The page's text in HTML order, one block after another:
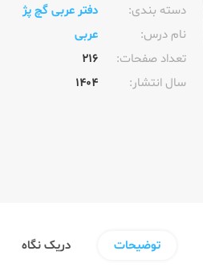
دسته بندی:
دفتر عربی گچ پژ
نام درس:
عربی
تعداد صفحات:‌
216
سال انتشار:‌
1404
توضیحات دریک نگاه